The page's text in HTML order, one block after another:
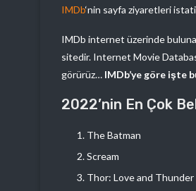
IMDb‘nin sayfa ziyaretleri
IMDb internet üzerinde
sitedir. Internet Movie
görürüz… IMDb’ye göre işte
2022’nin En Çok
The Batman
Scream
Thor: Love and Thunder